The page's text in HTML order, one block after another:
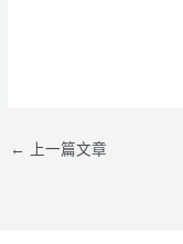
← 上一篇文章